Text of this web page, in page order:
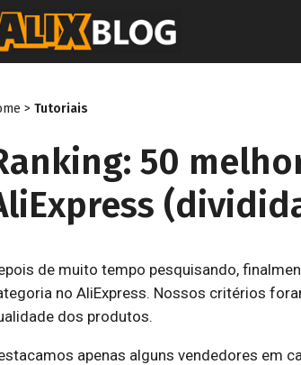
> Tutoriais
50
de muito tempo pesquisando,
no AliExpress. Nossos critérios
dos produtos.
apenas alguns vendedores em